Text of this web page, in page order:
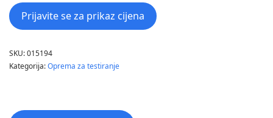
Prijavite se za prikaz cijena
SKU:015194
Kategorija:Oprema za testiranje